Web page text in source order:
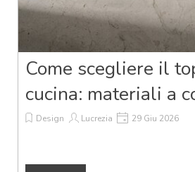
Come scegliere il
cucina: materiali a
Design Lucrezia 29 Giu 2026